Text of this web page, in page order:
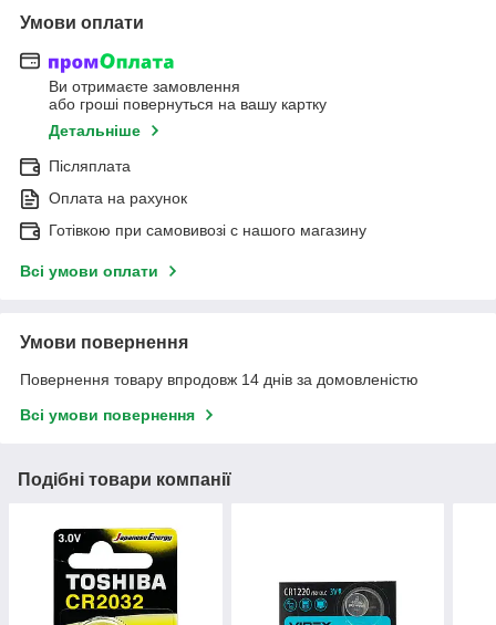
Умови оплати
Ви отримаєте замовлення
або гроші повернуться на вашу картку
Детальніше
Післяплата
Оплата на рахунок
Готівкою при самовивозі c нашого магазину
Всі умови оплати
Умови повернення
Повернення товару впродовж 14 днів за домовленістю
Всі умови повернення
Подібні товари компанії